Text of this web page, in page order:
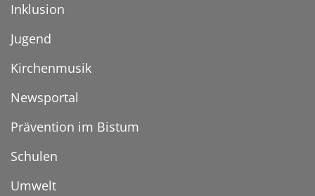
Inklusion
Jugend
Kirchenmusik
Newsportal
Prävention im Bistum
Schulen
Umwelt